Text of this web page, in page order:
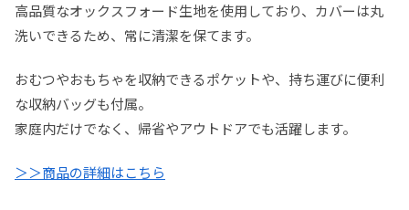
高品質なオックスフォード生地を使用しており、カバーは丸
洗いできるため、常に清潔を保てます。
おむつやおもちゃを収納できるポケットや、持ち運びに便利
な収納バッグも付属。
家庭内だけでなく、帰省やアウトドアでも活躍します。
＞＞商品の詳細はこちら